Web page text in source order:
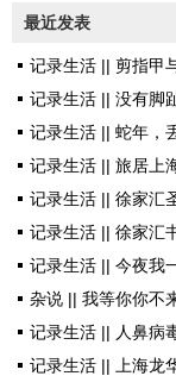
最近发表
记录生活 || 剪指甲
记录生活 || 没有脚
记录生活 || 蛇年，
记录生活 || 旅居上
记录生活 || 徐家汇
记录生活 || 徐家汇
记录生活 || 今夜我
杂说 || 我等你你不
记录生活 || 人鼻病
记录生活 || 上海龙